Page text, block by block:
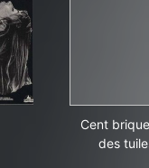
Cent
des